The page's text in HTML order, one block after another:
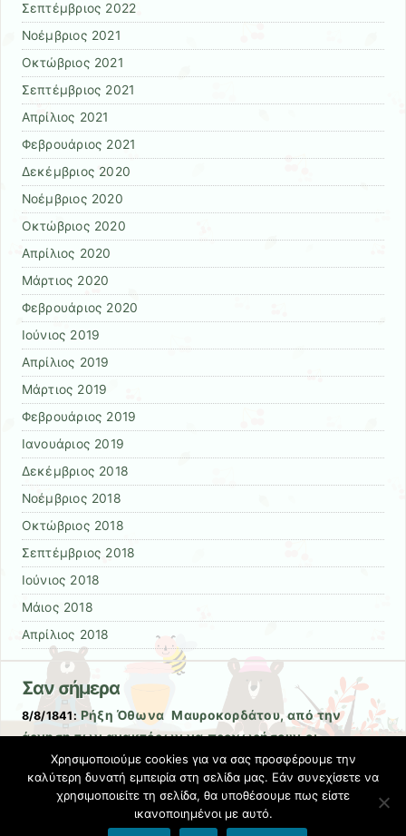
Σεπτέμβριος 2022
Νοέμβριος 2021
Οκτώβριος 2021
Σεπτέμβριος 2021
Απρίλιος 2021
Φεβρουάριος 2021
Δεκέμβριος 2020
Νοέμβριος 2020
Οκτώβριος 2020
Απρίλιος 2020
Μάρτιος 2020
Φεβρουάριος 2020
Ιούνιος 2019
Απρίλιος 2019
Μάρτιος 2019
Φεβρουάριος 2019
Ιανουάριος 2019
Δεκέμβριος 2018
Νοέμβριος 2018
Οκτώβριος 2018
Σεπτέμβριος 2018
Ιούνιος 2018
Μάιος 2018
Απρίλιος 2018
Σαν σήμερα
8/8/1841: Ρήξη Όθωνα  Μαυροκορδάτου, από την
άρνηση των ανακτόρων να προχωρήσουν οι
μεταρρυθμίσεις στην Ελλάδα.
-Σχετικές αναρτήσεις
Χρησιμοποιούμε cookies για να σας προσφέρουμε την
καλύτερη δυνατή εμπειρία στη σελίδα μας. Εάν συνεχίσετε να
χρησιμοποιείτε τη σελίδα, θα υποθέσουμε πως είστε
ικανοποιημένοι με αυτό.